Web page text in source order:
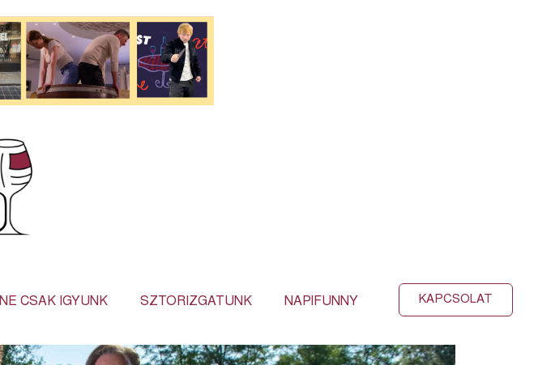
NE CSAK IGYUNK SZTORIZGATUNK NAPIFUNNY KAPCSOLAT